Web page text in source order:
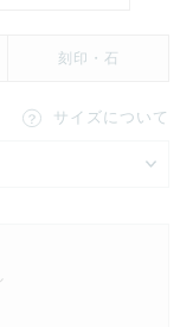
刻印・石
サイズについて